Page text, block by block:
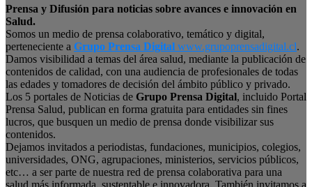
Prensa y Difusión para noticias sobre avances e innovación en
Salud.
Somos un medio de prensa colaborativo, temático y digital,
perteneciente a Grupo Prensa Digital www.grupoprensadigital.cl.
Damos visibilidad a temas del área salud, mediante la publicación de
contenidos de calidad, con una audiencia de profesionales de todas
las edades y tomadores de decisión del ámbito público y privado.
Los 5 portales de Noticias de Grupo Prensa Digital, incluido Portal
Prensa Salud, publican en forma gratuita para entidades sin fines
lucros, que busquen un medio de prensa donde visibilizar sus
contenidos.
Dejamos invitados a periodistas, fundaciones, municipios, colegios,
universidades, ONG, agrupaciones, ministerios, servicios públicos,
etc… a ser parte de nuestra red de prensa colaborativa para una